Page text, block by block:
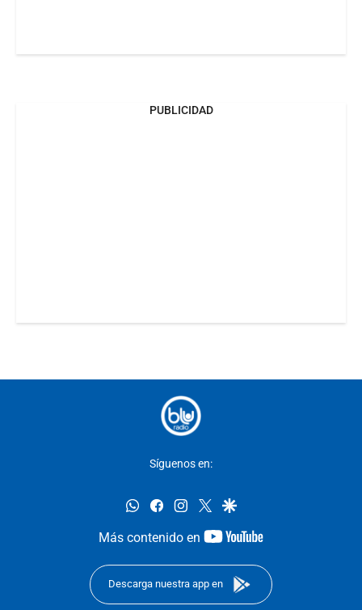
PUBLICIDAD
Síguenos en:
whatsappfacebookinstagram
twittergoogle
Más contenido en
youtube-
Descarga nuestra app en